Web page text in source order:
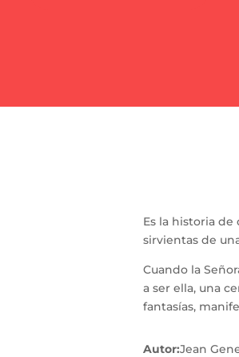
Es la historia de
sirvientas de
Cuando la
a ser ella, una
fantasías,
Autor:Jean